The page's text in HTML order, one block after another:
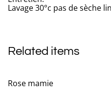
Lavage 30°c pas de sèche
Related items
Rose mamie